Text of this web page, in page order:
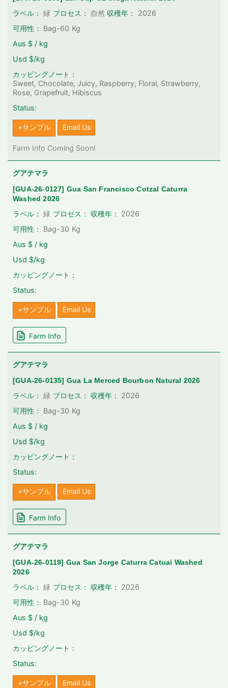
ラベル：
緑 プロセス： 自然 収穫年：
2026
可用性：
Bag-60 Kg
Aus $ / kg
Usd $/kg
カッピングノート：
Sweet, Chocolate, Juicy, Raspberry, Floral, Strawberry,
Rose, Grapefruit, Hibiscus
Status:
+サンプル Email Us
Farm Info Coming Soon!
グアテマラ
[GUA-26-0127] Gua San Francisco Cotzal Caturra
Washed 2026
ラベル：
緑 プロセス： 収穫年：
2026
可用性：
Bag-30 Kg
Aus $ / kg
Usd $/kg
カッピングノート：
Status:
+サンプル Email Us
Farm Info
グアテマラ
[GUA-26-0135] Gua La Merced Bourbon Natural 2026
ラベル：
緑 プロセス： 収穫年：
2026
可用性：
Bag-30 Kg
Aus $ / kg
Usd $/kg
カッピングノート：
Status:
+サンプル Email Us
Farm Info
グアテマラ
[GUA-26-0119] Gua San Jorge Caturra Catuai Washed
2026
ラベル：
緑 プロセス： 収穫年：
2026
可用性：
Bag-30 Kg
Aus $ / kg
Usd $/kg
カッピングノート：
Status:
+サンプル Email Us